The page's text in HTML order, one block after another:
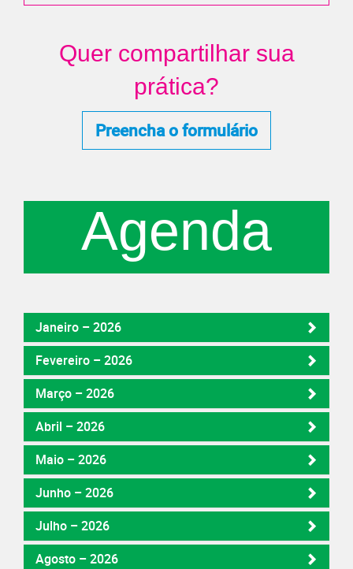
Quer compartilhar sua
prática?
Preencha o formulário
Agenda
Janeiro – 2026
Fevereiro – 2026
Março – 2026
Abril – 2026
Maio – 2026
Junho – 2026
Julho – 2026
Agosto – 2026